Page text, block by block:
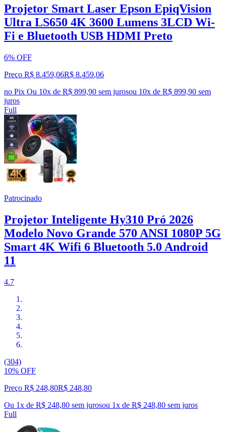
Projetor Smart Laser Epson EpiqVision
Ultra LS650 4K 3600 Lumens 3LCD Wi-
Fi e Bluetooth USB HDMI Preto
6% OFF
Preço R$ 8.459,06R$ 8.459,06
no Pix Ou 10x de R$ 899,90 sem jurosou 10x de R$ 899,90 sem
juros
Full
Patrocinado
Projetor Inteligente Hy310 Pró 2026
Modelo Novo Grande 570 ANSI 1080P 5G
Smart 4K Wifi 6 Bluetooth 5.0 Android
11
4.7
(304)
10% OFF
Preço R$ 248,80R$ 248,80
Ou 1x de R$ 248,80 sem jurosou 1x de R$ 248,80 sem juros
Full